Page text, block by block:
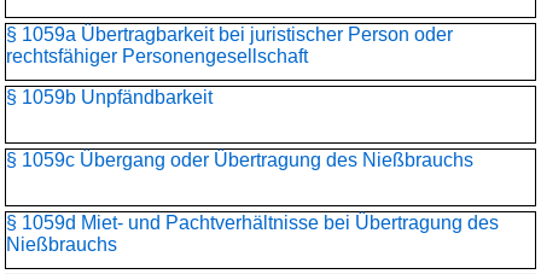
§ 1059a Übertragbarkeit bei juristischer Person oder
rechtsfähiger Personengesellschaft
§ 1059b Unpfändbarkeit
§ 1059c Übergang oder Übertragung des Nießbrauchs
§ 1059d Miet- und Pachtverhältnisse bei Übertragung des
Nießbrauchs